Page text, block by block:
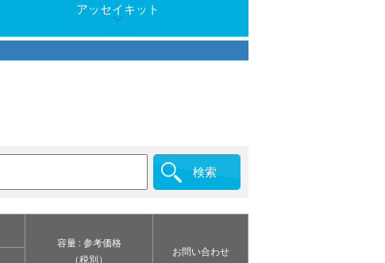
アッセイキット
検索
容量 : 参考価格
（税別）
お問い合わせ